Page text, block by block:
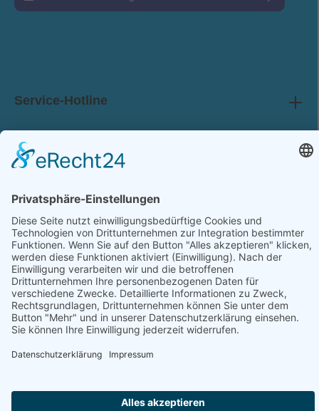
Folge uns:
Service-Hotline
Shop Service
und ggf. Nachnahmegebühren, wenn nicht anders angegeben.